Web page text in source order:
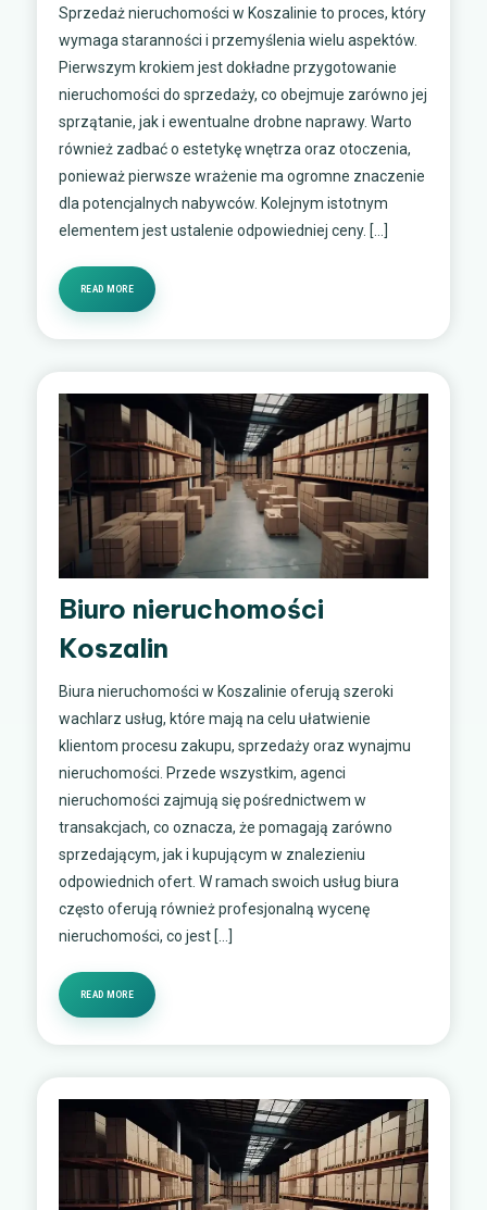
Sprzedaż nieruchomości w Koszalinie to proces, który
wymaga staranności i przemyślenia wielu aspektów.
Pierwszym krokiem jest dokładne przygotowanie
nieruchomości do sprzedaży, co obejmuje zarówno jej
sprzątanie, jak i ewentualne drobne naprawy. Warto
również zadbać o estetykę wnętrza oraz otoczenia,
ponieważ pierwsze wrażenie ma ogromne znaczenie
dla potencjalnych nabywców. Kolejnym istotnym
elementem jest ustalenie odpowiedniej ceny. […]
READ MORE
Biuro nieruchomości
Koszalin
Biura nieruchomości w Koszalinie oferują szeroki
wachlarz usług, które mają na celu ułatwienie
klientom procesu zakupu, sprzedaży oraz wynajmu
nieruchomości. Przede wszystkim, agenci
nieruchomości zajmują się pośrednictwem w
transakcjach, co oznacza, że pomagają zarówno
sprzedającym, jak i kupującym w znalezieniu
odpowiednich ofert. W ramach swoich usług biura
często oferują również profesjonalną wycenę
nieruchomości, co jest […]
READ MORE